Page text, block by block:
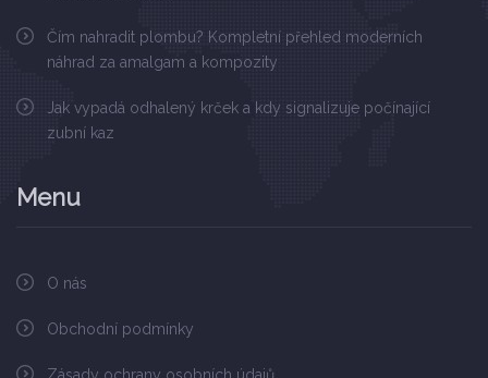
Čím nahradit plombu? Kompletní přehled moderních
náhrad za amalgam a kompozity
Jak vypadá odhalený krček a kdy signalizuje počínající
zubní kaz
Menu
O nás
Obchodní podmínky